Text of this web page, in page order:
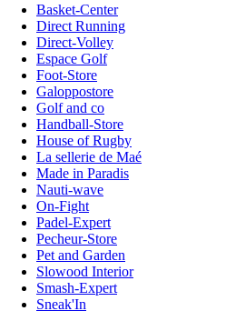
Basket-Center
Direct Running
Direct-Volley
Espace Golf
Foot-Store
Galoppostore
Golf and co
Handball-Store
House of Rugby
La sellerie de Maé
Made in Paradis
Nauti-wave
On-Fight
Padel-Expert
Pecheur-Store
Pet and Garden
Slowood Interior
Smash-Expert
Sneak'In